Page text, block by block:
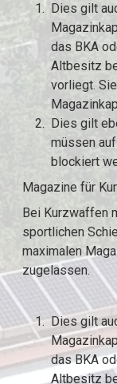
Dies gilt
das BKA
Altbesitz
vorliegt.
Dies gilt
müssen
blockiert
Magazine für
Bei Kurzwaffen
sportlichen
maximalen
zugelassen.
Dies gilt
das BKA
Altbesitz